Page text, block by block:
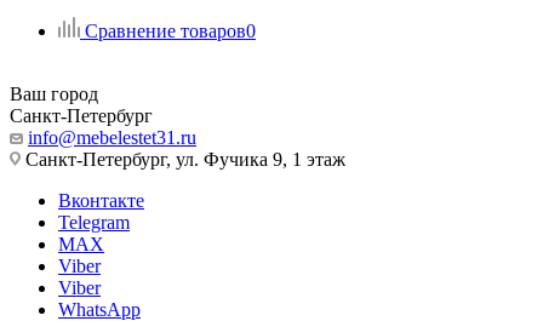
Сравнение товаров0
Ваш город
Санкт-Петербург
info@mebelestet31.ru
Санкт-Петербург, ул. Фучика 9, 1 этаж
Вконтакте
Telegram
MAX
Viber
Viber
WhatsApp